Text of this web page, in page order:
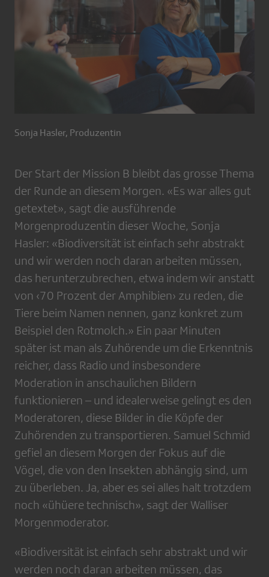
Sonja Hasler, Produzentin
Der Start der Mission B bleibt das grosse Thema
der Runde an diesem Morgen. «Es war alles gut
getextet», sagt die ausführende
Morgenproduzentin dieser Woche, Sonja
Hasler: «Biodiversität ist einfach sehr abstrakt
und wir werden noch daran arbeiten müssen,
das herunterzubrechen, etwa indem wir anstatt
von ‹70 Prozent der Amphibien› zu reden, die
Tiere beim Namen nennen, ganz konkret zum
Beispiel den Rotmolch.» Ein paar Minuten
später ist man als Zuhörende um die Erkenntnis
reicher, dass Radio und insbesondere
Moderation in anschaulichen Bildern
funktionieren – und idealerweise gelingt es den
Moderatoren, diese Bilder in die Köpfe der
Zuhörenden zu transportieren. Samuel Schmid
gefiel an diesem Morgen der Fokus auf die
Vögel, die von den Insekten abhängig sind, um
zu überleben. Ja, aber es sei alles halt trotzdem
noch «ühüere technisch», sagt der Walliser
Morgenmoderator.
«Biodiversität ist einfach sehr abstrakt und wir
werden noch daran arbeiten müssen, das